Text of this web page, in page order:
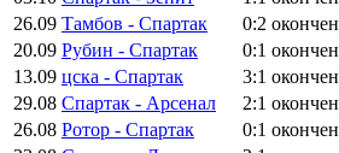
26.09 Тамбов - Спартак 0:2 окончен
20.09 Рубин - Спартак 0:1 окончен
13.09 цска - Спартак 3:1 окончен
29.08 Спартак - Арсенал 2:1 окончен
26.08 Ротор - Спартак 0:1 окончен